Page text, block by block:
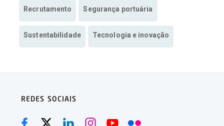
Recrutamento Segurança portuária
Sustentabilidade Tecnologia e inovação
REDES SOCIAIS